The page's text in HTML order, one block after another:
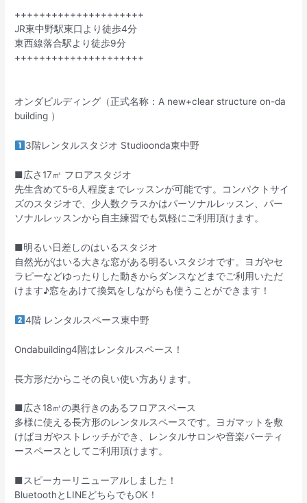
+++++++++++++++++++++
JR東中野駅東口より徒歩4分
東西線落合駅より徒歩9分
+++++++++++++++++++++
オンダビルディング（正式名称：A new+clear structure on-da
building ）
3階レンタルスタジオ Studioonda東中野
■広さ17㎡ フロアスタジオ
先生含めて5-6人程度までレッスンが可能です。コンパクトサイ
ズのスタジオで、少人数クラスかはパーソナルレッスン、パー
ソナルレッスンから自主練習でも気軽にご利用頂けます。
■明るい日差しのはいるスタジオ
自然光がはいる大きな窓がある明るいスタジオです。ヨガやセ
ラピーなどゆったりした動きからダンスなどまでご利用いただ
けます♪窓をあけて換気をしながらも使うことができます！
4階 レンタルスペース東中野
Ondabuilding4階はレンタルスペース！
長方形だからこその良い使い方あります。
■広さ18㎡の奥行きのあるフロアスペース
多様に使える長方形のレンタルスペースです。ヨガマットを敷
けばヨガやストレッチができ、レンタルサロンや音楽パーティ
ースペースとしてご利用頂けます。
■スピーカーリニューアルしました！
BluetoothとLINEどちらでもOK！